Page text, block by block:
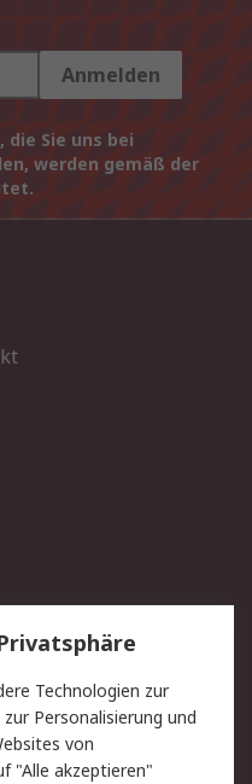
Anmelden
die Sie uns bei
werden gemäß der
Lieferlösungen
Kontakt
Privatkunden
Technologien zur
Personalisierung und
von
"Alle akzeptieren"